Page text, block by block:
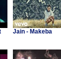
Jain - Makeba